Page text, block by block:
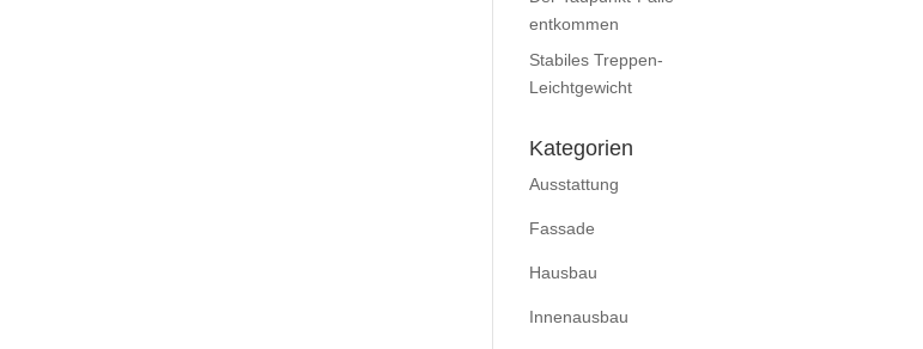
entkommen
Stabiles Treppen-
Leichtgewicht
Kategorien
Ausstattung
Fassade
Hausbau
Innenausbau